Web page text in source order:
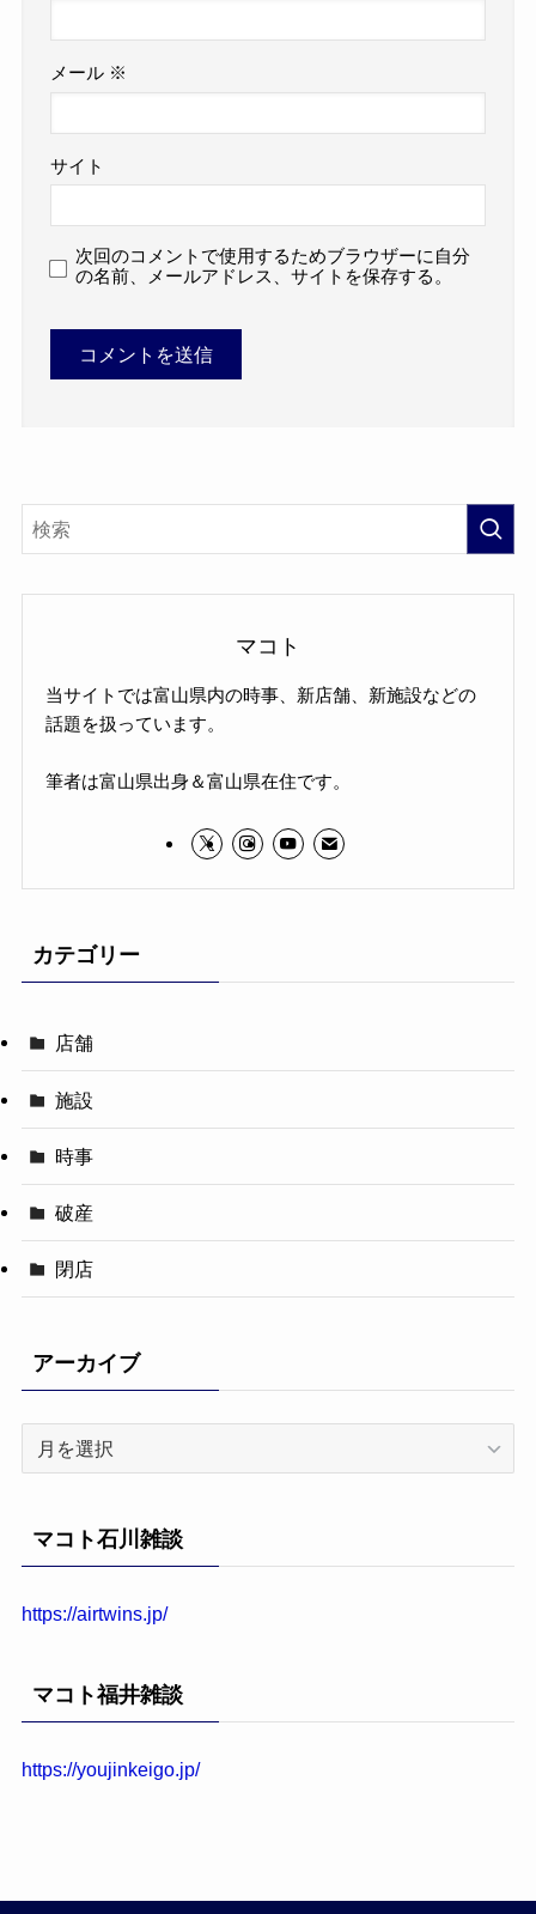
メール ※
サイト
次回のコメントで使用するためブラウザーに自分
の名前、メールアドレス、サイトを保存する。
マコト
当サイトでは富山県内の時事、新店舗、新施設などの
話題を扱っています。
筆者は富山県出身＆富山県在住です。
カテゴリー
店舗
施設
時事
破産
閉店
アーカイブ
マコト石川雑談
https://airtwins.jp/
マコト福井雑談
https://youjinkeigo.jp/